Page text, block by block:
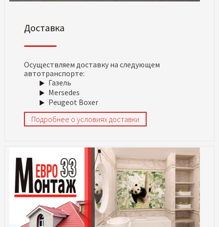
Доставка
Осуществляем доставку на следующем
автотранспорте:
Газель
Mersedes
Peugeot Boxer
Подробнее о условиях доставки